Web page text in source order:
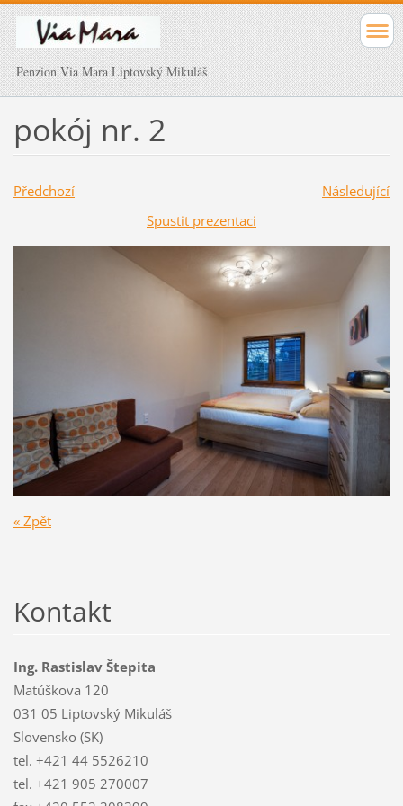
Penzion Via Mara Liptovský Mikuláš
pokój nr. 2
Předchozí
Následující
Spustit prezentaci
« Zpět
Kontakt
Ing. Rastislav Štepita
Matúškova 120
031 05 Liptovský Mikuláš
Slovensko (SK)
tel. +421 44 5526210
tel. +421 905 270007